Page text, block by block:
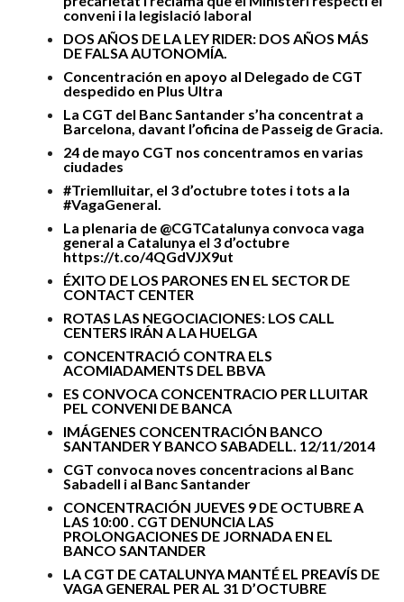
conveni i la legislació laboral
DOS AÑOS DE LA LEY RIDER: DOS AÑOS MÁS
DE FALSA AUTONOMÍA.
Concentración en apoyo al Delegado de CGT
despedido en Plus Ultra
La CGT del Banc Santander s’ha concentrat a
Barcelona, davant l’oficina de Passeig de Gracia.
24 de mayo CGT nos concentramos en varias
ciudades
#Triemlluitar, el 3 d’octubre totes i tots a la
#VagaGeneral.
La plenaria de @CGTCatalunya convoca vaga
general a Catalunya el 3 d’octubre
https://t.co/4QGdVJX9ut
ÉXITO DE LOS PARONES EN EL SECTOR DE
CONTACT CENTER
ROTAS LAS NEGOCIACIONES: LOS CALL
CENTERS IRÁN A LA HUELGA
CONCENTRACIÓ CONTRA ELS
ACOMIADAMENTS DEL BBVA
ES CONVOCA CONCENTRACIO PER LLUITAR
PEL CONVENI DE BANCA
IMÁGENES CONCENTRACIÓN BANCO
SANTANDER Y BANCO SABADELL. 12/11/2014
CGT convoca noves concentracions al Banc
Sabadell i al Banc Santander
CONCENTRACIÓN JUEVES 9 DE OCTUBRE A
LAS 10:00 . CGT DENUNCIA LAS
PROLONGACIONES DE JORNADA EN EL
BANCO SANTANDER
LA CGT DE CATALUNYA MANTÉ EL PREAVÍS DE
VAGA GENERAL PER AL 31 D’OCTUBRE